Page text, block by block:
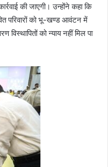
की जाएगी। उन्होंने कहा कि
परिवारों को भू-खण्ड आवंटन में
विस्थापितों को न्याय नहीं मिल पा